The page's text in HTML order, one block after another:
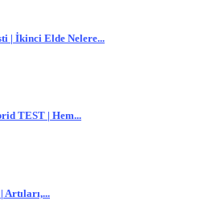
| İkinci Elde Nelere...
TEST | Hem...
Artıları,...